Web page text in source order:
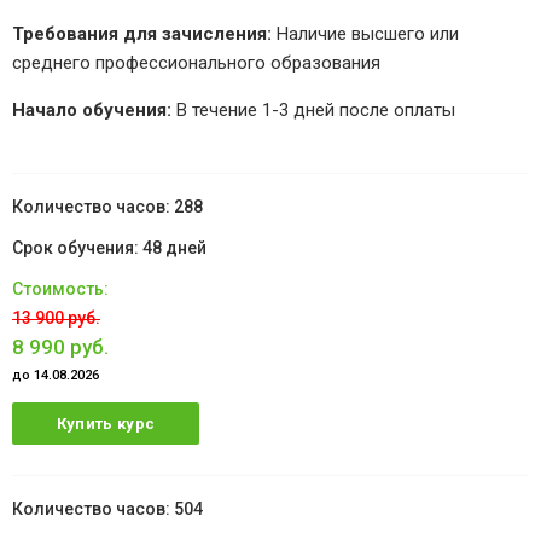
Требования для зачисления: Наличие высшего или
среднего профессионального образования
Начало обучения: В течение 1-3 дней после оплаты
288
48 дней
13 900 руб.
8 990 руб.
до 14.08.2026
Купить курс
504